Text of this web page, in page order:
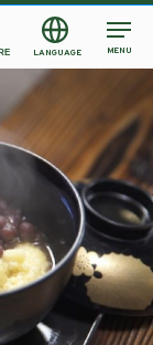
LANGUAGE MENU